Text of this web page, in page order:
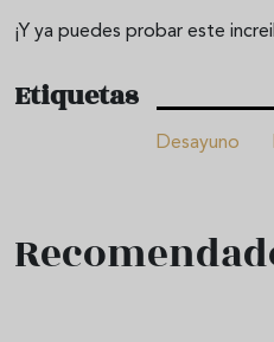
¡Y ya puedes probar este
Etiquetas
Desayuno